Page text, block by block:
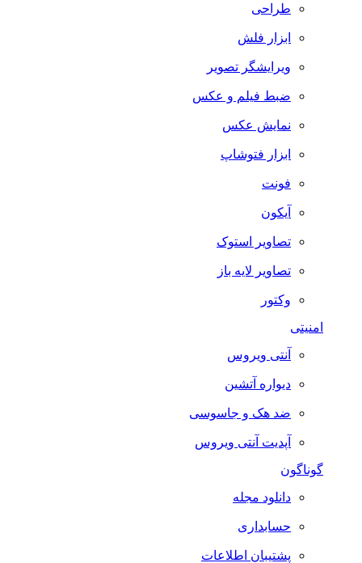
طراحی
ابزار فلش
ویرایشگر تصویر
ضبط فيلم و عكس
نمایش عکس
ابزار فتوشاپ
فونت
آیکون
تصاویر استوک
تصاویر لایه باز
وکتور
آنتی ویروس
دیواره آتشین
ضد هک و جاسوسی
آپدیت آنتی ویروس
گوناگون
دانلود مجله
حسابداری
پشتیبان اطلاعات